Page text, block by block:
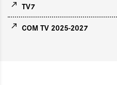
TV7
COM TV 2025-2027